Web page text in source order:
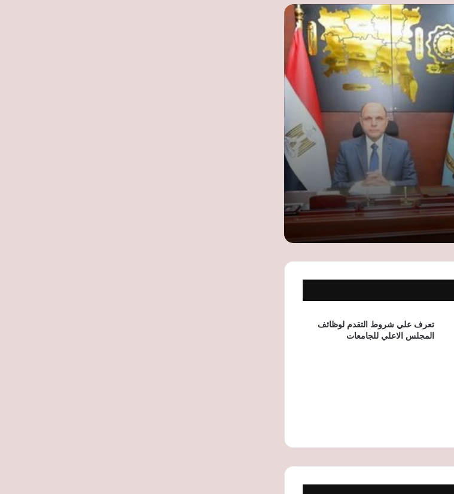
«السويدي إليكتريك» تنشئ مجمعًا صناعيًا
جديدًا بالفيوم لإنتاج المكونات الكهربائية
وضفائر السيارات
قبل موسم المولد النبوي.. توقعات بزيادة
أسعار الحلوى رغم انخفاض السكر واستمرار
ضغوط الإنتاج
وزير الاستثمار: طروحات الشركات الكبرى
مفتاح إنهاء هيمنة 3 شركات على المؤشر
الرئيسي للبورصة
الكهرباء: تكلفة إنتاج الكيلووات 8.77 جنيه
والدولة تتحمل الجزء الأكبر من دعم الشرائح
الأولى
الأمين العام لجامعة الدول العربية يبحث مع
وأنفاق محطات الأتوبيس الترددي
تعرف علي شروط التقدم لوظائف
المجلس الاعلي للجامعات